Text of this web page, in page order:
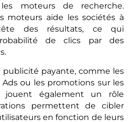
les moteurs de recherche.
moteurs aide les sociétés à
des résultats, ce qui
de clics par des
publicité payante, comme les
Ads ou les promotions sur les
jouent également un rôle
permettent de cibler
en fonction de leurs